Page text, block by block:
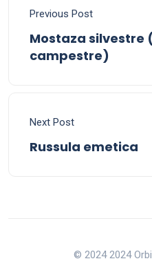
Previous Post
Mostaza silvestre
campestre)
Next Post
Russula emetica
© 2024 2024